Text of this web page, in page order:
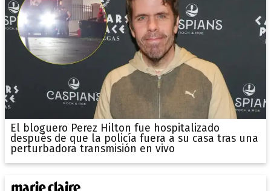
El bloguero Perez Hilton fue hospitalizado
después de que la policía fuera a su casa tras una
perturbadora transmisión en vivo